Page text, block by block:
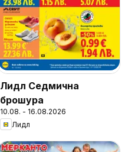
Лидл Седмична
брошура
10.08. - 16.08.2026
Лидл